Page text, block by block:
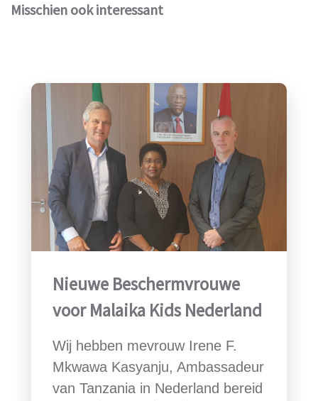
Misschien ook interessant
Nieuwe Beschermvrouwe
voor Malaika Kids Nederland
Wij hebben mevrouw Irene F.
Mkwawa Kasyanju, Ambassadeur
van Tanzania in Nederland bereid